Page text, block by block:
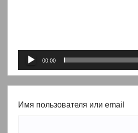
00:00
Имя пользователя или email